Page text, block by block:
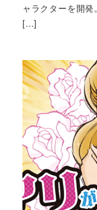
ャラクターを開
[…]